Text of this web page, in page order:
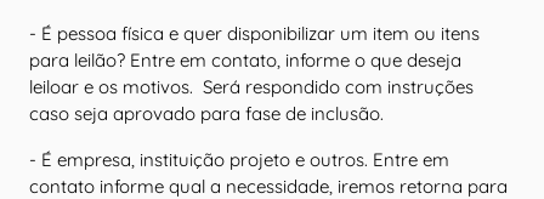
- É pessoa física e quer disponibilizar um item ou itens
para leilão? Entre em contato, informe o que deseja
leiloar e os motivos. Será respondido com instruções
caso seja aprovado para fase de inclusão.
- É empresa, instituição projeto e outros. Entre em
contato informe qual a necessidade, iremos retorna para